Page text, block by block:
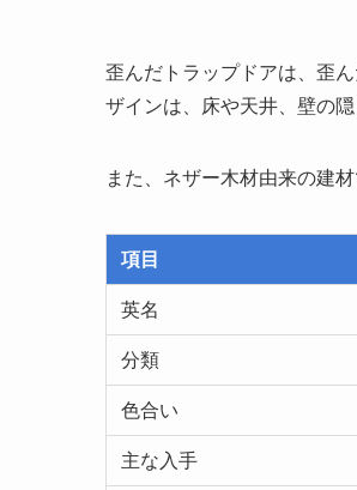
歪んだトラップドアは、歪
ザインは、床や天井、壁の
また、ネザー木材由来の建
項目
英名
分類
色合い
主な入手